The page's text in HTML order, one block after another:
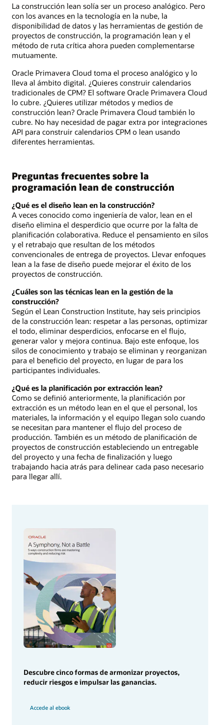
La construcción lean solía ser un proceso analógico. Pero
con los avances en la tecnología en la nube, la
disponibilidad de datos y las herramientas de gestión de
proyectos de construcción, la programación lean y el
método de ruta crítica ahora pueden complementarse
mutuamente.
Oracle Primavera Cloud toma el proceso analógico y lo
lleva al ámbito digital. ¿Quieres construir calendarios
tradicionales de CPM? El software Oracle Primavera Cloud
lo cubre. ¿Quieres utilizar métodos y medios de
construcción lean? Oracle Primavera Cloud también lo
cubre. No hay necesidad de pagar extra por integraciones
API para construir calendarios CPM o lean usando
diferentes herramientas.
Preguntas frecuentes sobre la
programación lean de construcción
¿Qué es el diseño lean en la construcción?
A veces conocido como ingeniería de valor, lean en el
diseño elimina el desperdicio que ocurre por la falta de
planificación colaborativa. Reduce el pensamiento en silos
y el retrabajo que resultan de los métodos
convencionales de entrega de proyectos. Llevar enfoques
lean a la fase de diseño puede mejorar el éxito de los
proyectos de construcción.
¿Cuáles son las técnicas lean en la gestión de la
construcción?
Según el Lean Construction Institute, hay seis principios
de la construcción lean: respetar a las personas, optimizar
el todo, eliminar desperdicios, enfocarse en el flujo,
generar valor y mejora continua. Bajo este enfoque, los
silos de conocimiento y trabajo se eliminan y reorganizan
para el beneficio del proyecto, en lugar de para los
participantes individuales.
¿Qué es la planificación por extracción lean?
Como se definió anteriormente, la planificación por
extracción es un método lean en el que el personal, los
materiales, la información y el equipo llegan solo cuando
se necesitan para mantener el flujo del proceso de
producción. También es un método de planificación de
proyectos de construcción estableciendo un entregable
del proyecto y una fecha de finalización y luego
trabajando hacia atrás para delinear cada paso necesario
para llegar allí.
Descubre cinco formas de armonizar proyectos,
reducir riesgos e impulsar las ganancias.
Accede al ebook